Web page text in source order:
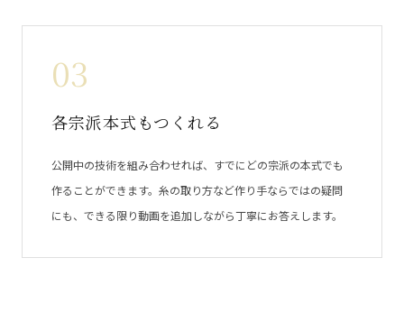
03
各宗派本式もつくれる
公開中の技術を組み合わせれば、すでにどの宗派の本式でも
作ることができます。糸の取り方など作り手ならではの疑問
にも、できる限り動画を追加しながら丁寧にお答えします。